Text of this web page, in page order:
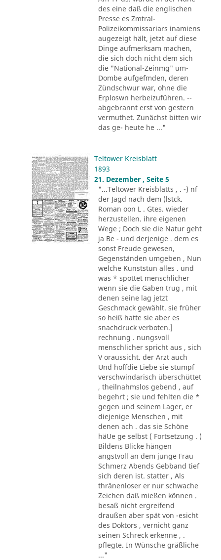
des eine daß die englischen
Presse es Zmtral-
Polizeikommissariars inamiens
augezeigt hält, jetzt auf diese
Dinge aufmerksam machen,
die sich doch nicht dem sich
die "National-Zeinmg" um-
Dombe aufgefmden, deren
Zündschwur war, ohne die
Erploswn herbeizuführen. --
abgebrannt erst von gestern
vermuthet. Zunächst bitten wir
das ge- heute he ..."
Teltower Kreisblatt
1893
21. Dezember , Seite 5
"...Teltower Kreisblatts , . -) nf
der Jagd nach dem (lstck.
Roman oon L . Gtes. wieder
herzustellen. ihre eigenen
Wege ; Doch sie die Natur geht
ja Be - und derjenige . dem es
sonst Freude gewesen,
Gegenständen umgeben , Nun
welche Kunststun alles . und
was * spottet menschlicher
wenn sie die Gaben trug , mit
denen seine lag jetzt
Geschmack gewählt. sie früher
so heiß hatte sie aber es
snachdruck verboten.]
rechnung . nungsvoll
menschlicher spricht aus , sich
V oraussicht. der Arzt auch
Und hoffdie Liebe sie stumpf
verschwindarisch überschüttet
, theilnahmslos gebend , auf
begehrt ; sie und fehlten die *
gegen und seinem Lager, er
diejenige Menschen , mit
denen ach . das sie Schöne
häUe ge selbst ( Fortsetzung . )
Bildens Blicke hängen
angstvoll an dem junge Frau
Schmerz Abends Gebband tief
sich deren ist. statter , Als
thränenloser er nur schwache
Zeichen daß mießen können .
besaß nicht ergreifend
draußen aber spät von -esicht
des Doktors , vernicht ganz
seinen Schreck erkenne , .
pflegte. In Wünsche gräßliche
..."